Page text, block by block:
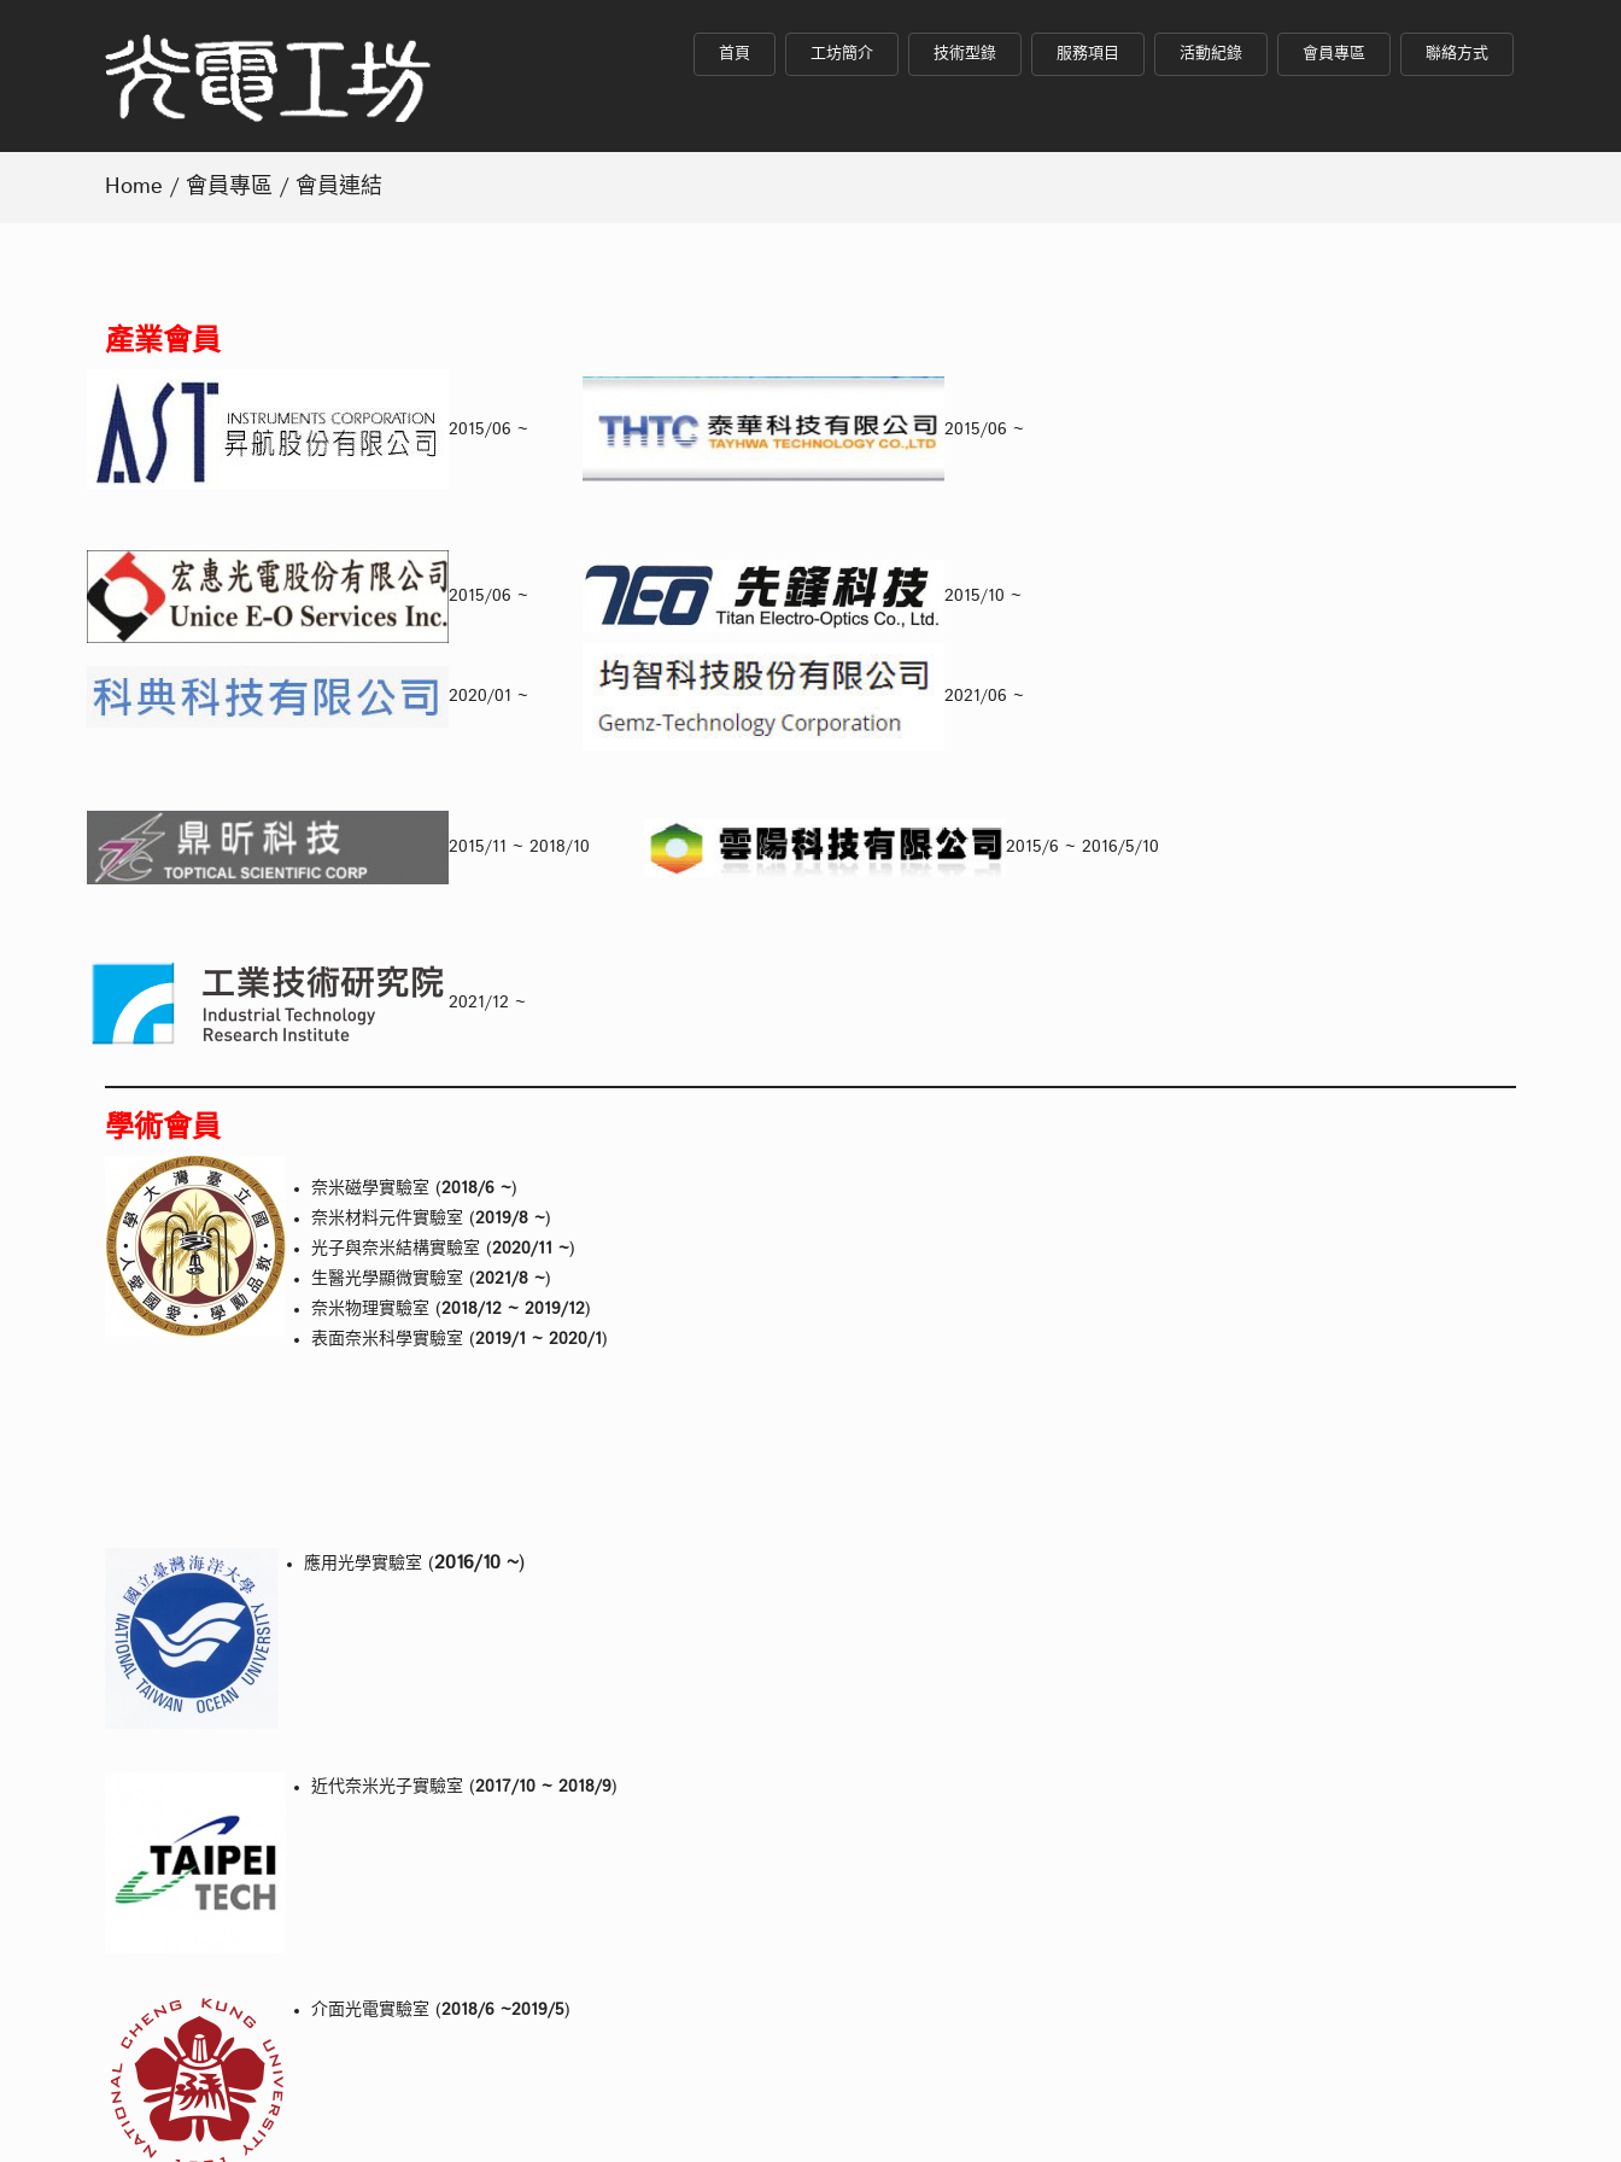
首頁 工坊簡介 技術型錄 服務項目 活動紀錄 會員專區 聯絡方式
Home / 會員專區 / 會員連結
產業會員
2015/06 ~ 2015/06 ~
2015/06 ~ 2015/10 ~
2020/01 ~ 2021/06 ~
2015/11 ~ 2018/10 2015/6 ~ 2016/5/10
2021/12 ~
學術會員
奈米磁學實驗室 (2018/6 ~)
奈米材料元件實驗室 (2019/8 ~)
光子與奈米結構實驗室 (2020/11 ~)
生醫光學顯微實驗室 (2021/8 ~)
奈米物理實驗室 (2018/12 ~ 2019/12)
表面奈米科學實驗室 (2019/1 ~ 2020/1)
應用光學實驗室 (2016/10 ~)
近代奈米光子實驗室 (2017/10 ~ 2018/9)
介面光電實驗室 (2018/6 ~2019/5)